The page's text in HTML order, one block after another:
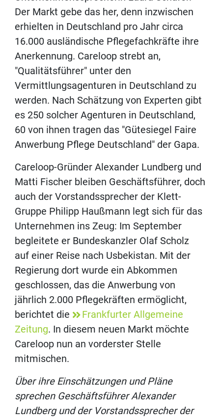
Der Markt gebe das her, denn inzwischen
erhielten in Deutschland pro Jahr circa
16.000 ausländische Pflegefachkräfte ihre
Anerkennung. Careloop strebt an,
"Qualitätsführer" unter den
Vermittlungsagenturen in Deutschland zu
werden. Nach Schätzung von Experten gibt
es 250 solcher Agenturen in Deutschland,
60 von ihnen tragen das "Gütesiegel Faire
Anwerbung Pflege Deutschland" der Gapa.
Careloop-Gründer Alexander Lundberg und
Matti Fischer bleiben Geschäftsführer, doch
auch der Vorstandssprecher der Klett-
Gruppe Philipp Haußmann legt sich für das
Unternehmen ins Zeug: Im September
begleitete er Bundeskanzler Olaf Scholz
auf einer Reise nach Usbekistan. Mit der
Regierung dort wurde ein Abkommen
geschlossen, das die Anwerbung von
jährlich 2.000 Pflegekräften ermöglicht,
berichtet die
Frankfurter Allgemeine
Zeitung. In diesem neuen Markt möchte
Careloop nun an vorderster Stelle
mitmischen.
Über ihre Einschätzungen und Pläne
sprechen Geschäftsführer Alexander
Lundberg und der Vorstandssprecher der